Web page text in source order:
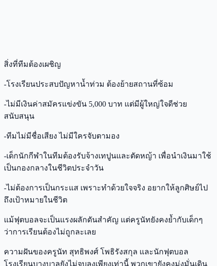
สิ่งที่ทีมต้องเผชิญ
-โรงเรียนประสบปัญหาน้ำท่วม ต้องย้ายสถานที่ซ้อม
-ไม่มีเงินค่าสมัครแข่งขัน 5,000 บาท แต่มีผู้ใหญ่ใจดีช่วย
สนับสนุน
-ทีมไม่มีชื่อเสียง ไม่มีใครจับตามอง
-เด็กนักกีฬาในทีมต้องรับจ้างเทปูนและตัดหญ้า เพื่อนำเงินมาใช้
เป็นกองกลางในชีวิตประจำวัน
-ไม่ต้องการเป็นกระแส เพราะทำด้วยใจจริง อยากให้ลูกศิษย์ไป
ถึงเป้าหมายในชีวิต
แม้ฟุตบอลจะเป็นแรงผลักดันสำคัญ แต่ครูนัทยังคงย้ำกับเด็กๆ
ว่าการเรียนต้องไม่ถูกละเลย
ความฝันของครูนัท สุทธิพงศ์ โพธิรังสกุล และนักฟุตบอล
โรงเรียนบางบาลยังไม่จบลงเพียงเท่านี้ พวกเขายังคงมุ่งมั่นเดิน